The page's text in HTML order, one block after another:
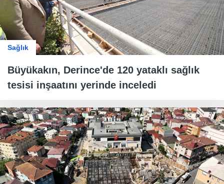
Sağlık
Büyükakın, Derince'de 120 yataklı sağlık
tesisi inşaatını yerinde inceledi